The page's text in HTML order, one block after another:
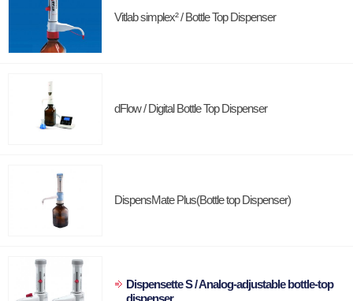
Vitlab simplex² / Bottle Top Dispenser
dFlow / Digital Bottle Top Dispenser
DispensMate Plus(Bottle top Dispenser)
Dispensette S / Analog-adjustable bottle-top